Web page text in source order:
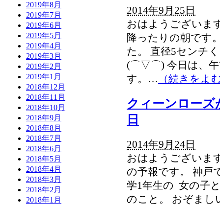
2019年8月
2019年7月
2019年6月
2019年5月
2019年4月
2019年3月
2019年2月
2019年1月
2018年12月
2018年11月
2018年10月
2018年9月
2018年8月
2018年7月
2018年6月
2018年5月
2018年4月
2018年3月
2018年2月
2018年1月
2014年9月25日
おはようございま
降ったりの朝です
た。 直径5センチ
(⌒▽⌒) 今日は、午
す。… （続きをよ
クィーンロー
日
2014年9月24日
おはようございま
の予報です。 神戸
学1年生の 女の子
のこと。 おぞま